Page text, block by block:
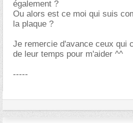
également ?
Ou alors est ce moi qui suis
la plaque ?
Je remercie d'avance ceux qui
de leur temps pour m'aider ^^
-----